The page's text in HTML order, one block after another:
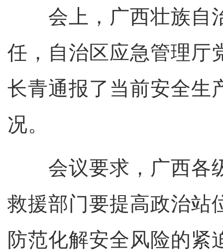
会上，广西壮族自
任，自治区应急管理厅
长青通报了当前安全生
况。
会议要求，广西各
救援部门要提高政治站
防范化解安全风险的紧